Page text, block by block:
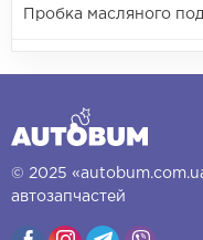
Пробка масляного
© 2025
автозапчастей